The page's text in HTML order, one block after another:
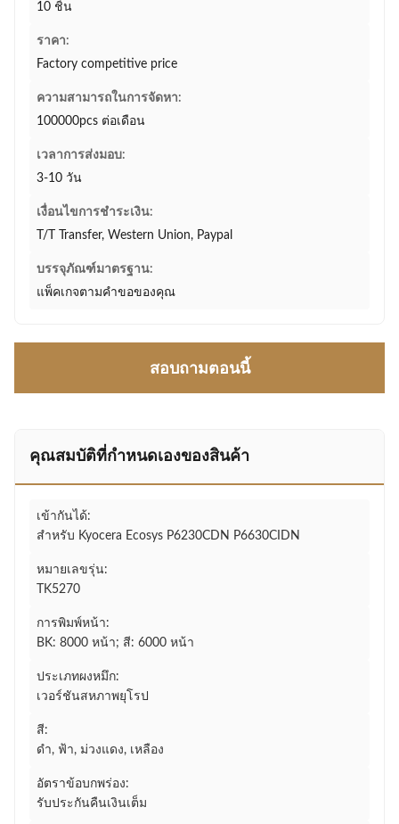
10 ชิ้น
ราคา:
Factory competitive price
ความสามารถในการจัดหา:
100000pcs ต่อเดือน
เวลาการส่งมอบ:
3-10 วัน
เงื่อนไขการชำระเงิน:
T/T Transfer, Western Union, Paypal
บรรจุภัณฑ์มาตรฐาน:
แพ็คเกจตามคำขอของคุณ
สอบถามตอนนี้
คุณสมบัติที่กําหนดเองของสินค้า
เข้ากันได้:
สำหรับ Kyocera Ecosys P6230CDN P6630CIDN
หมายเลขรุ่น:
TK5270
การพิมพ์หน้า:
BK: 8000 หน้า; สี: 6000 หน้า
ประเภทผงหมึก:
เวอร์ชันสหภาพยุโรป
สี:
ดำ, ฟ้า, ม่วงแดง, เหลือง
อัตราข้อบกพร่อง:
รับประกันคืนเงินเต็ม